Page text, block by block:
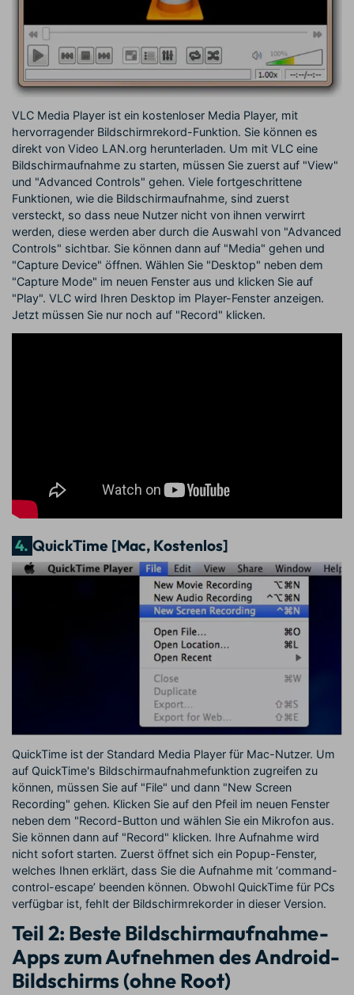
VLC Media Player ist ein kostenloser Media Player, mit
hervorragender Bildschirmrekord-Funktion. Sie können es
direkt von Video LAN.org herunterladen. Um mit VLC eine
Bildschirmaufnahme zu starten, müssen Sie zuerst auf "View"
und "Advanced Controls" gehen. Viele fortgeschrittene
Funktionen, wie die Bildschirmaufnahme, sind zuerst
versteckt, so dass neue Nutzer nicht von ihnen verwirrt
werden, diese werden aber durch die Auswahl von "Advanced
Controls" sichtbar. Sie können dann auf "Media" gehen und
"Capture Device" öffnen. Wählen Sie "Desktop" neben dem
"Capture Mode" im neuen Fenster aus und klicken Sie auf
"Play". VLC wird Ihren Desktop im Player-Fenster anzeigen.
Jetzt müssen Sie nur noch auf "Record" klicken.
4. QuickTime [Mac, Kostenlos]
QuickTime ist der Standard Media Player für Mac-Nutzer. Um
auf QuickTime's Bildschirmaufnahmefunktion zugreifen zu
können, müssen Sie auf "File" und dann "New Screen
Recording" gehen. Klicken Sie auf den Pfeil im neuen Fenster
neben dem "Record-Button und wählen Sie ein Mikrofon aus.
Sie können dann auf "Record" klicken. Ihre Aufnahme wird
nicht sofort starten. Zuerst öffnet sich ein Popup-Fenster,
welches Ihnen erklärt, dass Sie die Aufnahme mit ‘command-
control-escape’ beenden können. Obwohl QuickTime für PCs
verfügbar ist, fehlt der Bildschirmrekorder in dieser Version.
Teil 2: Beste Bildschirmaufnahme-
Apps zum Aufnehmen des Android-
Bildschirms (ohne Root)